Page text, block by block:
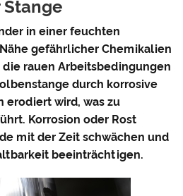
Stange
in einer feuchten
gefährlicher Chemikalien
rauen Arbeitsbedingungen
durch korrosive
erodiert wird, was zu
Korrosion oder Rost
mit der Zeit schwächen und
beeinträchtigen.